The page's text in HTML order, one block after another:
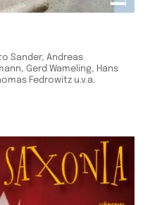
Sander, Andreas
Gerd Wameling, Hans
Fedrowitz u.v.a.